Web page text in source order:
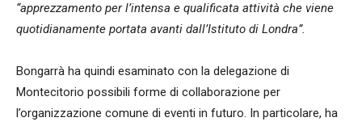
“apprezzamento per l’intensa e qualificata attività che viene
quotidianamente portata avanti dall’Istituto di Londra”.
Bongarrà ha quindi esaminato con la delegazione di
Montecitorio possibili forme di collaborazione per
l’organizzazione comune di eventi in futuro. In particolare, ha